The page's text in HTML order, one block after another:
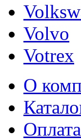
Volvo
Votrex
О